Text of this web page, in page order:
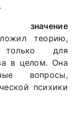
значение
теорию,
для
в целом. Она
вопросы,
психики